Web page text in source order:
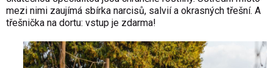
mezi nimi zaujímá sbírka narcisů, salvií a okrasných třešní. A
třešnička na dortu: vstup je zdarma!